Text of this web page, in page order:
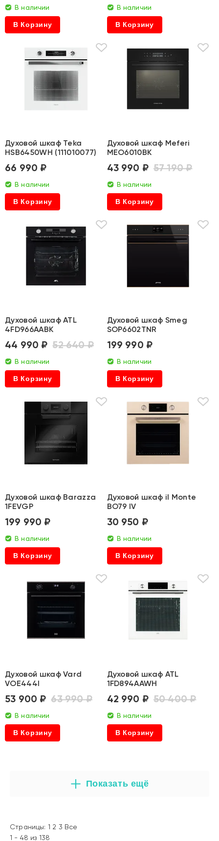
В наличии
В Корзину
В наличии
В Корзину
Духовой шкаф Teka
HSB6450WH (111010077)
66 990 ₽
В наличии
В Корзину
Духовой шкаф Meferi
MEO6010BK
43 990 ₽ 57 190 ₽
В наличии
В Корзину
Духовой шкаф ATL
4FD966AABK
44 990 ₽ 52 640 ₽
В наличии
В Корзину
Духовой шкаф Smeg
SOP6602TNR
199 990 ₽
В наличии
В Корзину
Духовой шкаф Barazza
1FEVGP
199 990 ₽
В наличии
В Корзину
Духовой шкаф il Monte
BO79 IV
30 950 ₽
В наличии
В Корзину
Духовой шкаф Vard
VOE444I
53 900 ₽ 63 990 ₽
В наличии
В Корзину
Духовой шкаф ATL
1FD894AAWH
42 990 ₽ 50 400 ₽
В наличии
В Корзину
Показать ещё
Страницы: 1 2 3 Все
1 - 48 из 138